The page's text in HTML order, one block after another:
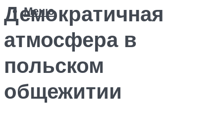
Меню
Демократичная
атмосфера в
польском
общежитии